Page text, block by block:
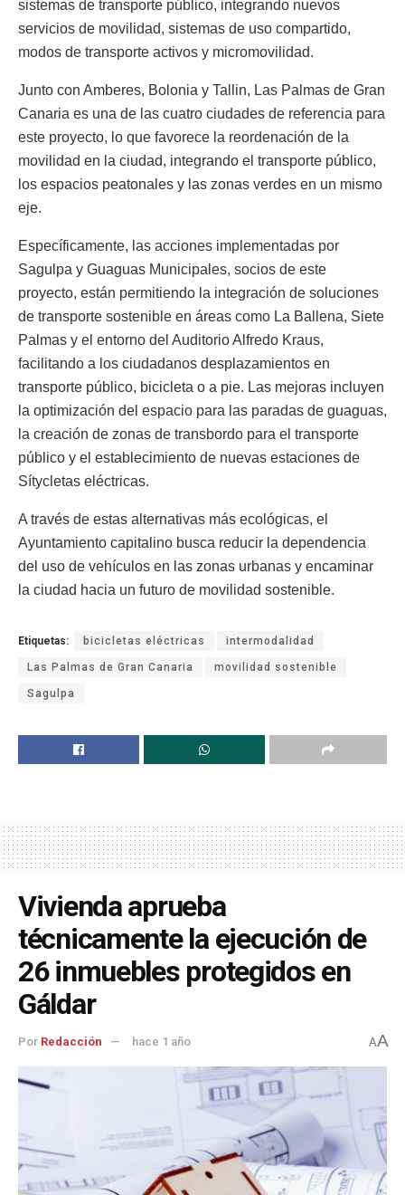
sistemas de transporte público, integrando nuevos
servicios de movilidad, sistemas de uso compartido,
modos de transporte activos y micromovilidad.
Junto con Amberes, Bolonia y Tallin, Las Palmas de Gran
Canaria es una de las cuatro ciudades de referencia para
este proyecto, lo que favorece la reordenación de la
movilidad en la ciudad, integrando el transporte público,
los espacios peatonales y las zonas verdes en un mismo
eje.
Específicamente, las acciones implementadas por
Sagulpa y Guaguas Municipales, socios de este
proyecto, están permitiendo la integración de soluciones
de transporte sostenible en áreas como La Ballena, Siete
Palmas y el entorno del Auditorio Alfredo Kraus,
facilitando a los ciudadanos desplazamientos en
transporte público, bicicleta o a pie. Las mejoras incluyen
la optimización del espacio para las paradas de guaguas,
la creación de zonas de transbordo para el transporte
público y el establecimiento de nuevas estaciones de
Sítycletas eléctricas.
A través de estas alternativas más ecológicas, el
Ayuntamiento capitalino busca reducir la dependencia
del uso de vehículos en las zonas urbanas y encaminar
la ciudad hacia un futuro de movilidad sostenible.
Etiquetas: bicicletas eléctricas intermodalidad
Las Palmas de Gran Canaria movilidad sostenible
Sagulpa
Vivienda aprueba
técnicamente la ejecución de
26 inmuebles protegidos en
Gáldar
Por Redacción hace 1 año AA